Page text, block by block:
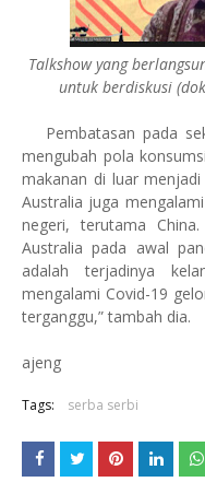
Talkshow yang
untuk berdiskusi
Pembatasan pada
mengubah pola
makanan di luar
Australia juga
negeri, terutama
Australia pada awal
adalah terjadinya
mengalami Covid-19
terganggu,” tambah dia.
ajeng
Tags: serba serbi